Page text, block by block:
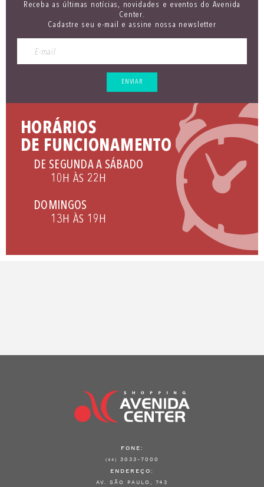
Receba as últimas notícias, novidades e eventos do Avenida
Center.
Cadastre seu e-mail e assine nossa newsletter
ENVIAR
HORÁRIOS
DE FUNCIONAMENTO
DE SEGUNDA A SÁBADO
10H ÀS 22H
DOMINGOS
13H ÀS 19H
FONE:
(44) 3033-7000
ENDEREÇO:
AV. SÃO PAULO, 743